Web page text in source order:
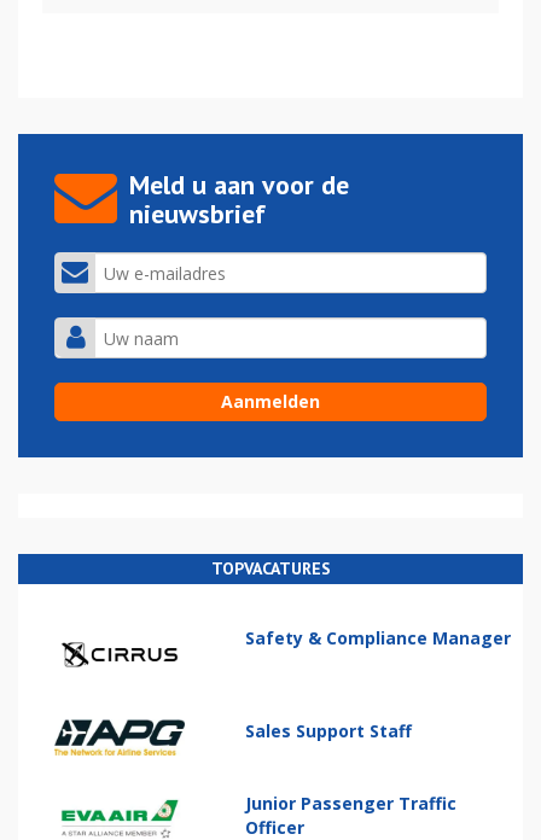
Meld u aan voor de
nieuwsbrief
TOPVACATURES
Safety & Compliance Manager
Sales Support Staff
Junior Passenger Traffic
Officer